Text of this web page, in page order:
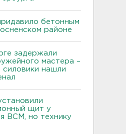
бетонным
районе
задержали
мастера –
силовики нашли
щит у
ВСМ, но технику